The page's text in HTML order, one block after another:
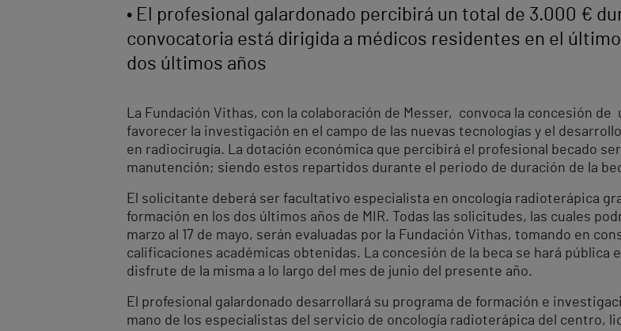
• El profesional galardonado percibirá un total de 3.000 €
convocatoria está dirigida a médicos residentes en el
dos últimos años
La Fundación Vithas, con la colaboración de Messer, convoca la concesión
favorecer la investigación en el campo de las nuevas tecnologías y el
en radiocirugía. La dotación económica que percibirá el profesional becado
manutención; siendo estos repartidos durante el periodo de duración de la
El solicitante deberá ser facultativo especialista en oncología radioterápica
formación en los dos últimos años de MIR. Todas las solicitudes, las cuales
marzo al 17 de mayo, serán evaluadas por la Fundación Vithas, tomando en
calificaciones académicas obtenidas. La concesión de la beca se hará pública
disfrute de la misma a lo largo del mes de junio del presente año.
El profesional galardonado desarrollará su programa de formación e
mano de los especialistas del servicio de oncología radioterápica del centro,